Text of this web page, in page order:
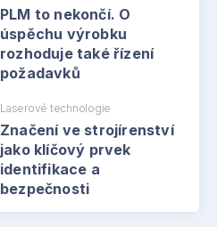
PLM to nekončí. O
úspěchu výrobku
rozhoduje také řízení
požadavků
Laserové technologie
Značení ve strojírenství
jako klíčový prvek
identifikace a
bezpečnosti